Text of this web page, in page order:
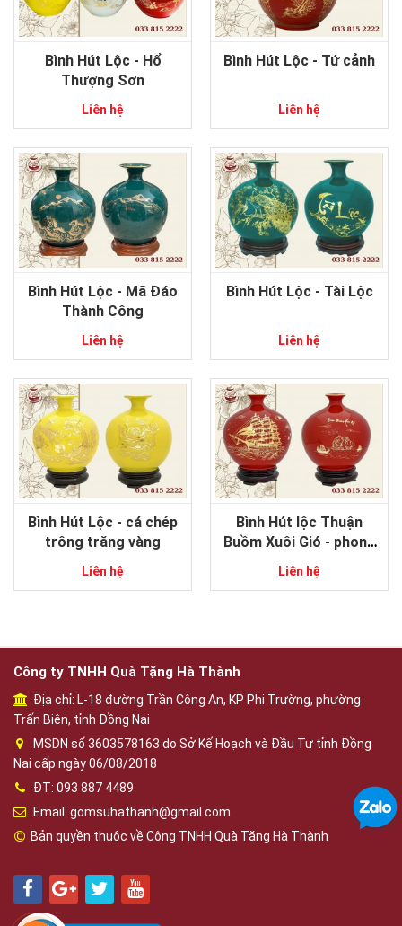
Bình Hút Lộc - Hổ
Thượng Sơn
Liên hệ
Bình Hút Lộc - Tứ cảnh
Liên hệ
Bình Hút Lộc - Mã Đáo
Thành Công
Liên hệ
Bình Hút Lộc - Tài Lộc
Liên hệ
Bình Hút Lộc - cá chép
trông trăng vàng
Liên hệ
Bình Hút lộc Thuận
Buồm Xuôi Gió - phong
thủy gốm sứ Bát Tràng
Liên hệ
Công ty TNHH Quà Tặng Hà Thành
Địa chỉ: L-18 đường Trần Công An, KP Phi Trường, phường
Trấn Biên, tỉnh Đồng Nai
MSDN số 3603578163 do Sở Kế Hoạch và Đầu Tư tỉnh Đồng
Nai cấp ngày 06/08/2018
ĐT: 093 887 4489
Email: gomsuhathanh@gmail.com
Bản quyền thuộc về Công TNHH Quà Tặng Hà Thành